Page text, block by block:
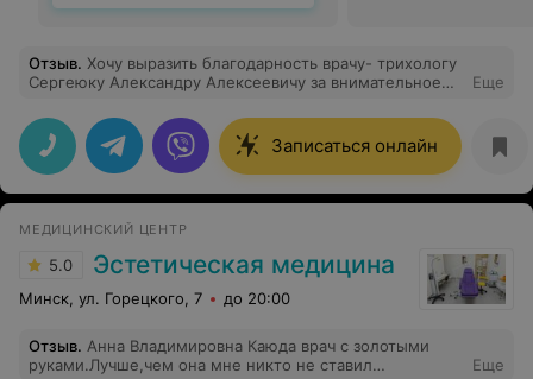
Отзыв. Хочу выразить благодарность врачу- трихологу
Сергеюку Александру Алексеевичу за внимательное
профессионализм! Обратилась с проблемой выпадения
волос, прошла у доктора 7-ми месячный курс лечения,
результатом очень довольна!!! Рекомендую доктора,
не сомневайтесь, сама искала по отзывам и как
оказалось: удачно!!
Еще
Записаться онлайн
МЕДИЦИНСКИЙ ЦЕНТР
5.0 Эстетическая медицина
Минск, ул. Горецкого, 7 до 20:00
Отзыв. Анна Владимировна Каюда врач с золотыми
руками.Лучше,чем она мне никто не ставил
Еще